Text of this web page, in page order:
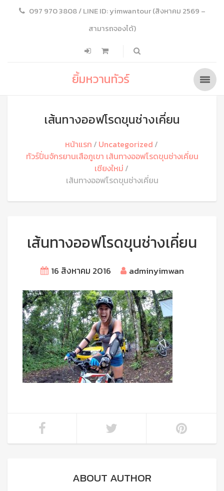
097 970 3808 / LINE ID: yimwantour (สิงหาคม 2569 –
สามารถจองได้)
ยิ้มหวานทัวร์
เส้นทางออฟโรดขุนช่างเคี่ยน
หน้าแรก
Uncategorized
ทัวร์ปั่นจักรยานเสือภูเขา เส้นทางออฟโรดขุนช่างเคี่ยน
เชียงใหม่
เส้นทางออฟโรดขุนช่างเคี่ยน
เส้นทางออฟโรดขุนช่างเคี่ยน
16 สิงหาคม 2016 adminyimwan
ABOUT AUTHOR